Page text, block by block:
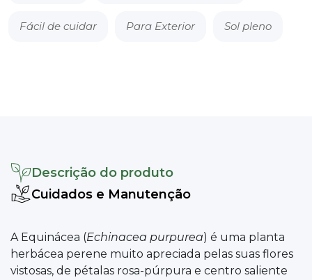
Fácil de cuidar Para Exterior Sol pleno
Descrição do produto
Cuidados e Manutenção
A Equinácea (Echinacea purpurea) é uma planta
herbácea perene muito apreciada pelas suas flores
vistosas, de pétalas rosa-púrpura e centro saliente